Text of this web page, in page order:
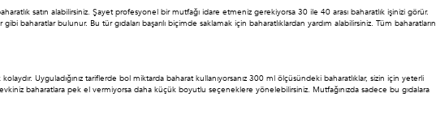
satın alabilirsiniz. Şayet profesyonel bir mutfağı idare etmeniz gerekiyorsa 30 ile 40 arası baharatlık işinizi görür.
bulunur. Bu tür gıdaları başarılı biçimde saklamak için baharatlıklardan yardım alabilirsiniz. Tüm baharatların
Uyguladığınız tariflerde bol miktarda baharat kullanıyorsanız 300 ml ölçüsündeki baharatlıklar, sizin için yeterli
baharatlara pek el vermiyorsa daha küçük boyutlu seçeneklere yönelebilirsiniz. Mutfağınızda sadece bu gıdalara